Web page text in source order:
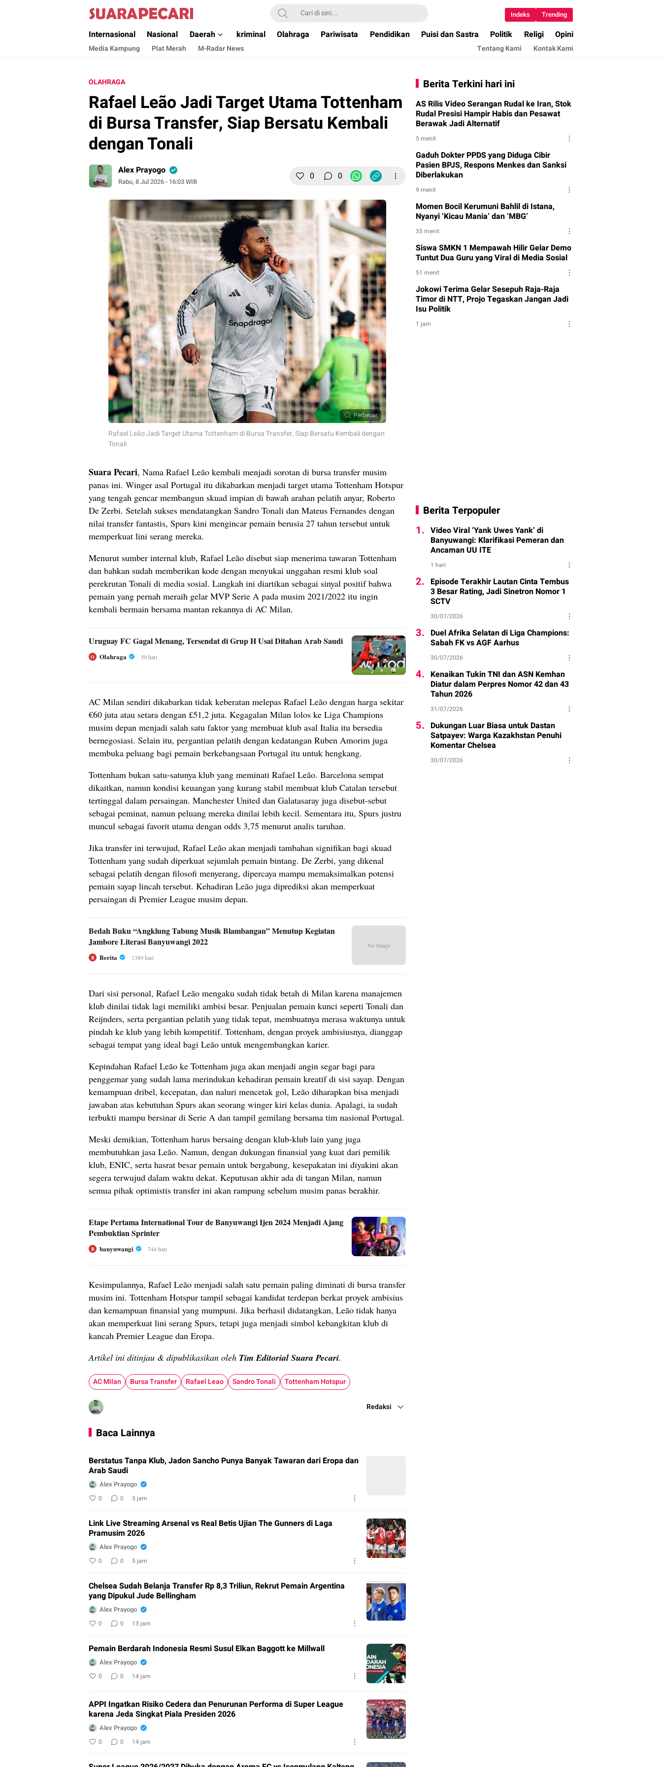
Suara Pecari
Suara Pencerahan Anak Negeri ( Berita Aktual & Terpercaya )
Indeks Trending
Internasional Nasional Daerah kriminal Olahraga Pariwisata Pendidikan Puisi dan Sastra Politik Religi Opini
Media Kampung Plat Merah M-Radar News Tentang Kami Kontak Kami
OLAHRAGA
Rafael Leão Jadi Target Utama Tottenham
di Bursa Transfer, Siap Bersatu Kembali
dengan Tonali
Alex Prayogo
Rabu, 8 Jul 2026 - 16:03 WIB 0 0
Perbesar
Rafael Leão Jadi Target Utama Tottenham di Bursa Transfer, Siap Bersatu Kembali dengan
Tonali
Suara Pecari, Nama Rafael Leão kembali menjadi sorotan di bursa transfer musim
panas ini. Winger asal Portugal itu dikabarkan menjadi target utama Tottenham Hotspur
yang tengah gencar membangun skuad impian di bawah arahan pelatih anyar, Roberto
De Zerbi. Setelah sukses mendatangkan Sandro Tonali dan Mateus Fernandes dengan
nilai transfer fantastis, Spurs kini mengincar pemain berusia 27 tahun tersebut untuk
memperkuat lini serang mereka.
Menurut sumber internal klub, Rafael Leão disebut siap menerima tawaran Tottenham
dan bahkan sudah memberikan kode dengan menyukai unggahan resmi klub soal
perekrutan Tonali di media sosial. Langkah ini diartikan sebagai sinyal positif bahwa
pemain yang pernah meraih gelar MVP Serie A pada musim 2021/2022 itu ingin
kembali bermain bersama mantan rekannya di AC Milan.
Uruguay FC Gagal Menang, Tersendat di Grup H Usai Ditahan Arab Saudi
O Olahraga 50 hari
AC Milan sendiri dikabarkan tidak keberatan melepas Rafael Leão dengan harga sekitar
€60 juta atau setara dengan £51,2 juta. Kegagalan Milan lolos ke Liga Champions
musim depan menjadi salah satu faktor yang membuat klub asal Italia itu bersedia
bernegosiasi. Selain itu, pergantian pelatih dengan kedatangan Ruben Amorim juga
membuka peluang bagi pemain berkebangsaan Portugal itu untuk hengkang.
Tottenham bukan satu-satunya klub yang meminati Rafael Leão. Barcelona sempat
dikaitkan, namun kondisi keuangan yang kurang stabil membuat klub Catalan tersebut
tertinggal dalam persaingan. Manchester United dan Galatasaray juga disebut-sebut
sebagai peminat, namun peluang mereka dinilai lebih kecil. Sementara itu, Spurs justru
muncul sebagai favorit utama dengan odds 3,75 menurut analis taruhan.
Jika transfer ini terwujud, Rafael Leão akan menjadi tambahan signifikan bagi skuad
Tottenham yang sudah diperkuat sejumlah pemain bintang. De Zerbi, yang dikenal
sebagai pelatih dengan filosofi menyerang, dipercaya mampu memaksimalkan potensi
pemain sayap lincah tersebut. Kehadiran Leão juga diprediksi akan memperkuat
persaingan di Premier League musim depan.
Bedah Buku “Angklung Tabung Musik Blambangan” Menutup Kegiatan
Jambore Literasi Banyuwangi 2022
B Berita 1389 hari
No Image
Dari sisi personal, Rafael Leão mengaku sudah tidak betah di Milan karena manajemen
klub dinilai tidak lagi memiliki ambisi besar. Penjualan pemain kunci seperti Tonali dan
Reijnders, serta pergantian pelatih yang tidak tepat, membuatnya merasa waktunya untuk
pindah ke klub yang lebih kompetitif. Tottenham, dengan proyek ambisiusnya, dianggap
sebagai tempat yang ideal bagi Leão untuk mengembangkan karier.
Kepindahan Rafael Leão ke Tottenham juga akan menjadi angin segar bagi para
penggemar yang sudah lama merindukan kehadiran pemain kreatif di sisi sayap. Dengan
kemampuan dribel, kecepatan, dan naluri mencetak gol, Leão diharapkan bisa menjadi
jawaban atas kebutuhan Spurs akan seorang winger kiri kelas dunia. Apalagi, ia sudah
terbukti mampu bersinar di Serie A dan tampil gemilang bersama tim nasional Portugal.
Meski demikian, Tottenham harus bersaing dengan klub-klub lain yang juga
membutuhkan jasa Leão. Namun, dengan dukungan finansial yang kuat dari pemilik
klub, ENIC, serta hasrat besar pemain untuk bergabung, kesepakatan ini diyakini akan
segera terwujud dalam waktu dekat. Keputusan akhir ada di tangan Milan, namun
semua pihak optimistis transfer ini akan rampung sebelum musim panas berakhir.
Etape Pertama International Tour de Banyuwangi Ijen 2024 Menjadi Ajang
Pembuktian Sprinter
B banyuwangi 744 hari
Kesimpulannya, Rafael Leão menjadi salah satu pemain paling diminati di bursa transfer
musim ini. Tottenham Hotspur tampil sebagai kandidat terdepan berkat proyek ambisius
dan kemampuan finansial yang mumpuni. Jika berhasil didatangkan, Leão tidak hanya
akan memperkuat lini serang Spurs, tetapi juga menjadi simbol kebangkitan klub di
kancah Premier League dan Eropa.
Artikel ini ditinjau & dipublikasikan oleh Tim Editorial Suara Pecari.
AC Milan Bursa Transfer Rafael Leao Sandro Tonali Tottenham Hotspur
Redaksi
Baca Lainnya
Berstatus Tanpa Klub, Jadon Sancho Punya Banyak Tawaran dari Eropa dan
Arab Saudi
Alex Prayogo
0 0 3 jam
Link Live Streaming Arsenal vs Real Betis Ujian The Gunners di Laga
Pramusim 2026
Alex Prayogo
0 0 5 jam
Chelsea Sudah Belanja Transfer Rp 8,3 Triliun, Rekrut Pemain Argentina
yang Dipukul Jude Bellingham
Alex Prayogo
0 0 13 jam
Pemain Berdarah Indonesia Resmi Susul Elkan Baggott ke Millwall
Alex Prayogo
0 0 14 jam
APPI Ingatkan Risiko Cedera dan Penurunan Performa di Super League
karena Jeda Singkat Piala Presiden 2026
Alex Prayogo
0 0 14 jam
Berita Terkini hari ini
AS Rilis Video Serangan Rudal ke Iran, Stok
Rudal Presisi Hampir Habis dan Pesawat
Berawak Jadi Alternatif
5 menit
Gaduh Dokter PPDS yang Diduga Cibir
Pasien BPJS, Respons Menkes dan Sanksi
Diberlakukan
9 menit
Momen Bocil Kerumuni Bahlil di Istana,
Nyanyi ‘Kicau Mania’ dan ‘MBG’
35 menit
Siswa SMKN 1 Mempawah Hilir Gelar Demo
Tuntut Dua Guru yang Viral di Media Sosial
51 menit
Jokowi Terima Gelar Sesepuh Raja-Raja
Timor di NTT, Projo Tegaskan Jangan Jadi
Isu Politik
1 jam
Berita Terpopuler
1. Video Viral ‘Yank Uwes Yank’ di
Banyuwangi: Klarifikasi Pemeran dan
Ancaman UU ITE
1 hari
2. Episode Terakhir Lautan Cinta Tembus
3 Besar Rating, Jadi Sinetron Nomor 1
SCTV
30/07/2026
3. Duel Afrika Selatan di Liga Champions:
Sabah FK vs AGF Aarhus
30/07/2026
4. Kenaikan Tukin TNI dan ASN Kemhan
Diatur dalam Perpres Nomor 42 dan 43
Tahun 2026
31/07/2026
5. Dukungan Luar Biasa untuk Dastan
Satpayev: Warga Kazakhstan Penuhi
Komentar Chelsea
30/07/2026